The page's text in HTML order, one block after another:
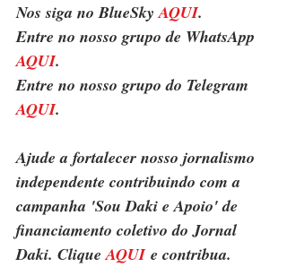
Nos siga no BlueSky AQUI.
Entre no nosso grupo de WhatsApp
AQUI.
Entre no nosso grupo do Telegram
AQUI.
Ajude a fortalecer nosso jornalismo
independente contribuindo com a
campanha 'Sou Daki e Apoio' de
financiamento coletivo do Jornal
Daki. Clique AQUI e contribua.